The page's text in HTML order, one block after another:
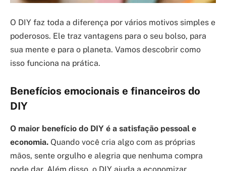
O DIY faz toda a diferença por vários motivos simples e
poderosos. Ele traz vantagens para o seu bolso, para
sua mente e para o planeta. Vamos descobrir como
isso funciona na prática.
Benefícios emocionais e financeiros do
DIY
O maior benefício do DIY é a satisfação pessoal e
economia. Quando você cria algo com as próprias
mãos, sente orgulho e alegria que nenhuma compra